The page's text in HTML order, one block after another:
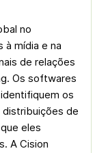
no
mídia e na
de relações
Os softwares
os
distribuições de
eles
A Cision